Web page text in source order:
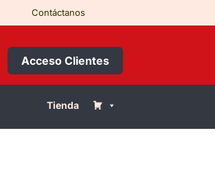
Contáctanos
Acceso Clientes
Tienda